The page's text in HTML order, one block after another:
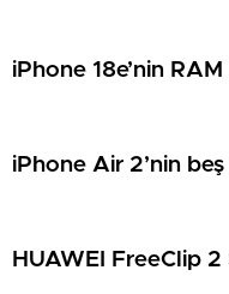
iPhone 18e’nin
iPhone Air 2’nin
HUAWEI FreeClip 2